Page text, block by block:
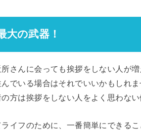
大の武器！
さんに会っても挨拶をしない人が増
でいる場合はそれでいいかもしれ
方は挨拶をしない人をよく思わない
イフのために、 一番簡単にできる